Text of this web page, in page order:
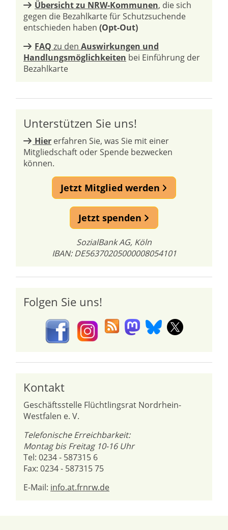
Übersicht zu NRW-Kommunen, die sich
gegen die Bezahlkarte für Schutzsuchende
entschieden haben (Opt-Out)
FAQ zu den Auswirkungen und
Handlungsmöglichkeiten bei Einführung der
Bezahlkarte
Unterstützen Sie uns!
Hier erfahren Sie, was Sie mit einer
Mitgliedschaft oder Spende bezwecken
können.
Jetzt Mitglied werden
Jetzt spenden
SozialBank AG, Köln
IBAN: DE56370205000008054101
Folgen Sie uns!
Kontakt
Geschäftsstelle Flüchtlingsrat Nordrhein-
Westfalen e. V.
Telefonische Erreichbarkeit:
Montag bis Freitag 10-16 Uhr
Tel: 0234 - 587315 6
Fax: 0234 - 587315 75
E-Mail: info.at.frnrw.de